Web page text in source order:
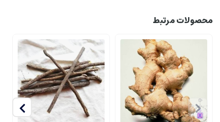
بازیگوش و عصیان گر است. رایحه گرم و شیرین یکی از دلایلی ست که افراد را علاقه
مند به خرید اسانس عطر گرمی کوکو شنل می کند و تعداد فروش این عطر را بالا می
برد. عطر گرمی کوکو شنل خیلی شیرینه خیلی دخترونه طعم وینتیج دارد اما بازیگوش
است. سنگین نیست، اما سیلاژ بسیار خوب است مانند ابر صورتی از گل، زنانگی و
خوش بینی. مرکبات و پچولی با نرمی پودری این عطر در تعادل هستند. ادو پرفیوم به
صورت اسپری برای استفاده آسان روی پوست یا داخل لباس عرضه می شود. یک
مراسم عطرسازی کامل برای حمام و بدن نیز برای بهبود مسیر آن در دسترس است.
محصولات مرتبط